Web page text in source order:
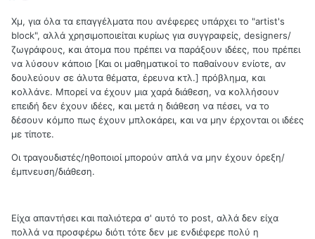
Χμ, για όλα τα επαγγέλματα που ανέφερες υπάρχει το "artist's
block", αλλά χρησιμοποιείται κυρίως για συγγραφείς, designers/
ζωγράφους, και άτομα που πρέπει να παράξουν ιδέες, που πρέπει
να λύσουν κάποιο [Και οι μαθηματικοί το παθαίνουν ενίοτε, αν
δουλεύουν σε άλυτα θέματα, έρευνα κτλ.] πρόβλημα, και
κολλάνε. Μπορεί να έχουν μια χαρά διάθεση, να κολλήσουν
επειδή δεν έχουν ιδέες, και μετά η διάθεση να πέσει, να το
δέσουν κόμπο πως έχουν μπλοκάρει, και να μην έρχονται οι ιδέες
με τίποτε.
Οι τραγουδιστές/ηθοποιοί μπορούν απλά να μην έχουν όρεξη/
έμπνευση/διάθεση.
Είχα απαντήσει και παλιότερα σ' αυτό το post, αλλά δεν είχα
πολλά να προσφέρω διότι τότε δεν με ενδιέφερε πολύ η